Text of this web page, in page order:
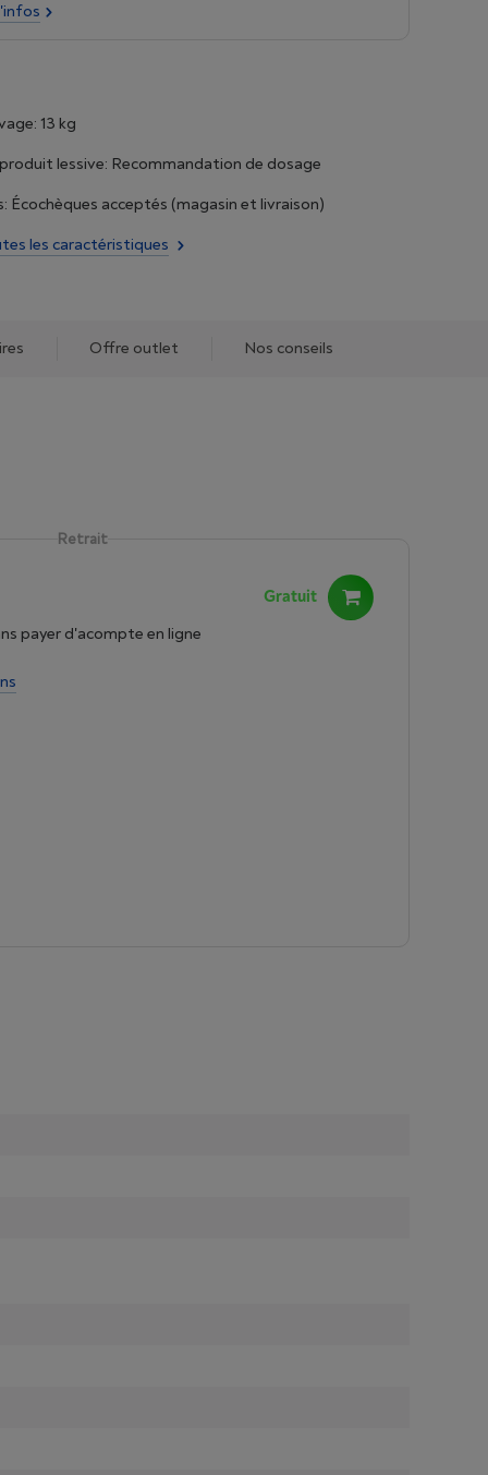
13 kg
lessive: Recommandation de dosage
Écochèques acceptés (magasin et livraison)
les caractéristiques
Offre outlet Nos conseils
Retrait
Gratuit
payer d'acompte en ligne